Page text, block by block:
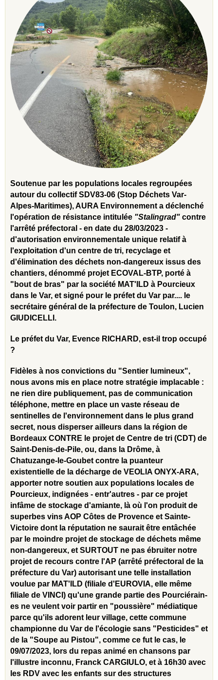
Soutenue par les populations locales regroupées
autour du collectif SDV83-06 (Stop Déchets Var-
Alpes-Maritimes), AURA Environnement a déclenché
l'opération de résistance intitulée "Stalingrad" contre
l'arrêté préfectoral - en date du 28/03/2023 -
d'autorisation environnementale unique relatif à
l'exploitation d'un centre de tri, recyclage et
d'élimination des déchets non-dangereux issus des
chantiers, dénommé projet ECOVAL-BTP, porté à
"bout de bras" par la société MAT'ILD à Pourcieux
dans le Var, et signé pour le préfet du Var par.... le
secrétaire général de la préfecture de Toulon, Lucien
GIUDICELLI.
Le préfet du Var, Evence RICHARD, est-il trop occupé
?
Fidèles à nos convictions du "Sentier lumineux",
nous avons mis en place notre stratégie implacable :
ne rien dire publiquement, pas de communication
téléphone, mettre en place un vaste réseau de
sentinelles de l'environnement dans le plus grand
secret, nous disperser ailleurs dans la région de
Bordeaux CONTRE le projet de Centre de tri (CDT) de
Saint-Denis-de-Pile, ou, dans la Drôme, à
Chatuzange-le-Goubet contre la puanteur
existentielle de la décharge de VEOLIA ONYX-ARA,
apporter notre soutien aux populations locales de
Pourcieux, indignées - entr'autres - par ce projet
infâme de stockage d'amiante, là où l'on produit de
superbes vins AOP Côtes de Provence et Sainte-
Victoire dont la réputation ne saurait être entâchée
par le moindre projet de stockage de déchets même
non-dangereux, et SURTOUT ne pas ébruiter notre
projet de recours contre l'AP (arrêté préfectoral de la
préfecture du Var) autorisant une telle installation
voulue par MAT'ILD (filiale d'EUROVIA, elle même
filiale de VINCI) qu'une grande partie des Pourciérain-
es ne veulent voir partir en "poussière" médiatique
parce qu'ils adorent leur village, cette commune
championne du Var de l'écologie sans "Pesticides" et
de la "Soupe au Pistou", comme ce fut le cas, le
09/07/2023, lors du repas animé en chansons par
l'illustre inconnu, Franck CARGIULO, et à 16h30 avec
les RDV avec les enfants sur des structures